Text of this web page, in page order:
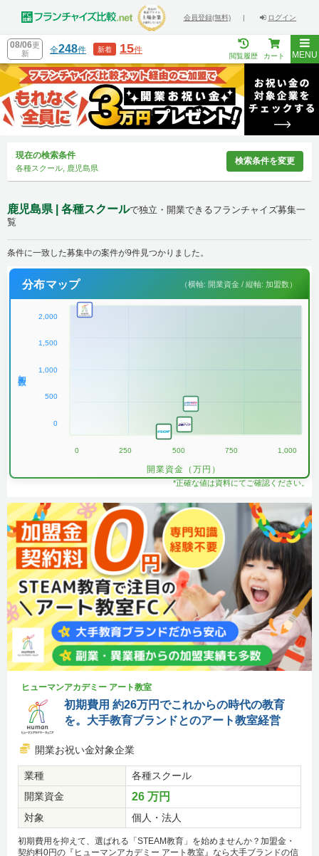
会員登録(無料) | ログイン
08/06更
新
全248件 新着 15件
閲覧履歴 カート MENU
現在の検索条件
各種スクール, 鹿児島県
検索条件を変更
鹿児島県 | 各種スクールで独立・開業できるフランチャイズ募集一
覧
条件に一致した募集中の案件が9件見つかりました。
分布マップ （横軸: 開業資金 / 縦軸: 加盟数）
2,000
1,500
1,000
500
0
0 250 500 750 1,000
開業資金（万円）
*正確な値は資料にてご確認ください。
ヒューマンアカデミー アート教室
初期費用 約26万円でこれからの時代の教育
を。大手教育ブランドとのアート教室経営
開業お祝い金対象企業
業種
各種スクール
開業資金
26 万円
対象 個人・法人
初期費用を抑えて、選ばれる「STEAM教育」を始めませんか？加盟金・
契約料0円の『ヒューマンアカデミー アート教室』なら大手ブランドの信